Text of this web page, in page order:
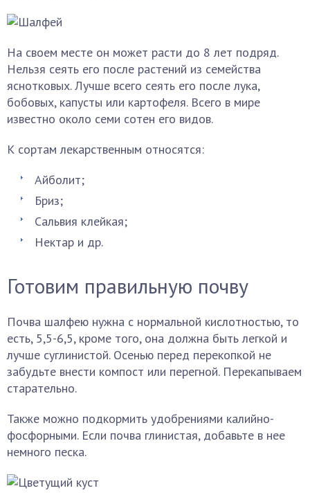
На своем месте он может расти до 8 лет подряд.
Нельзя сеять его после растений из семейства
яснотковых. Лучше всего сеять его после лука,
бобовых, капусты или картофеля. Всего в мире
известно около семи сотен его видов.
К сортам лекарственным относятся:
Айболит;
Бриз;
Сальвия клейкая;
Нектар и др.
Готовим правильную почву
Почва шалфею нужна с нормальной кислотностью, то
есть, 5,5-6,5, кроме того, она должна быть легкой и
лучше суглинистой. Осенью перед перекопкой не
забудьте внести компост или перегной. Перекапываем
старательно.
Также можно подкормить удобрениями калийно-
фосфорными. Если почва глинистая, добавьте в нее
немного песка.